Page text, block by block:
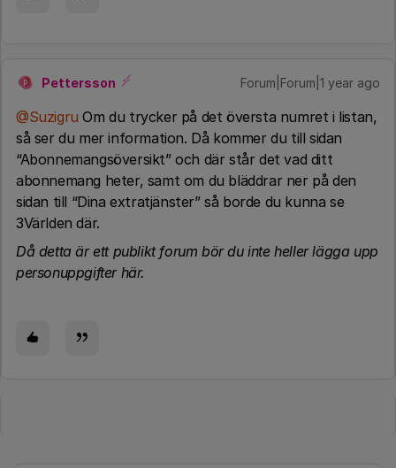
P Pettersson Forum|Forum|1 year ago
@Suzigru Om du trycker på det översta numret i listan,
så ser du mer information. Då kommer du till sidan
“Abonnemangsöversikt” och där står det vad ditt
abonnemang heter, samt om du bläddrar ner på den
sidan till “Dina extratjänster” så borde du kunna se
3Världen där.
Då detta är ett publikt forum bör du inte heller lägga upp
personuppgifter här.